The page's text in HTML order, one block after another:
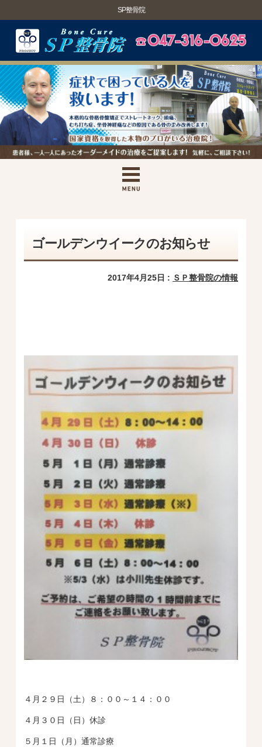
SP整骨院
ゴールデンウイークのお知らせ
2017年4月25日 : ＳＰ整骨院の情報
４月２９日（土）８：００～１４：００
４月３０日（日）休診
５月１日（月）通常診療